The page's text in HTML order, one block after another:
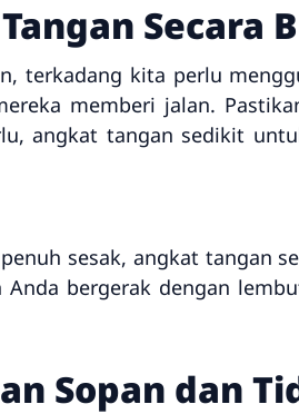
Secara
terkadang kita perlu
memberi jalan.
angkat tangan sedikit
sesak, angkat tangan
bergerak dengan
Sopan dan